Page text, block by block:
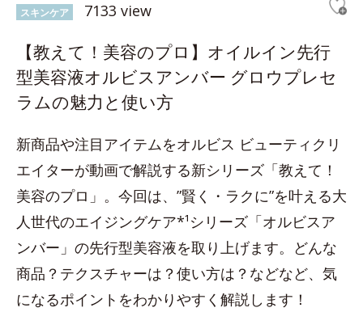
スキンケア 7133 view
【教えて！美容のプロ】オイルイン先行
型美容液オルビスアンバー グロウプレセ
ラムの魅力と使い方
新商品や注目アイテムをオルビス ビューティクリ
エイターが動画で解説する新シリーズ「教えて！
美容のプロ」。今回は、”賢く・ラクに”を叶える大
人世代のエイジングケア*¹シリーズ「オルビスア
ンバー」の先行型美容液を取り上げます。どんな
商品？テクスチャーは？使い方は？などなど、気
になるポイントをわかりやすく解説します！